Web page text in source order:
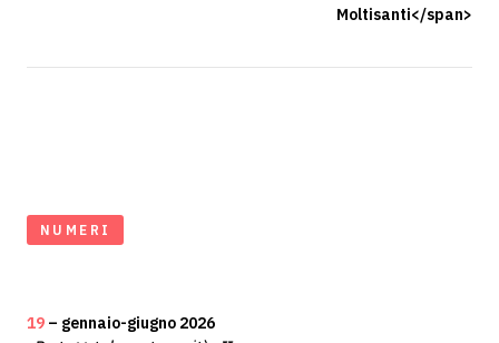
Moltisanti</span>
NUMERI
19 – gennaio-giugno 2026